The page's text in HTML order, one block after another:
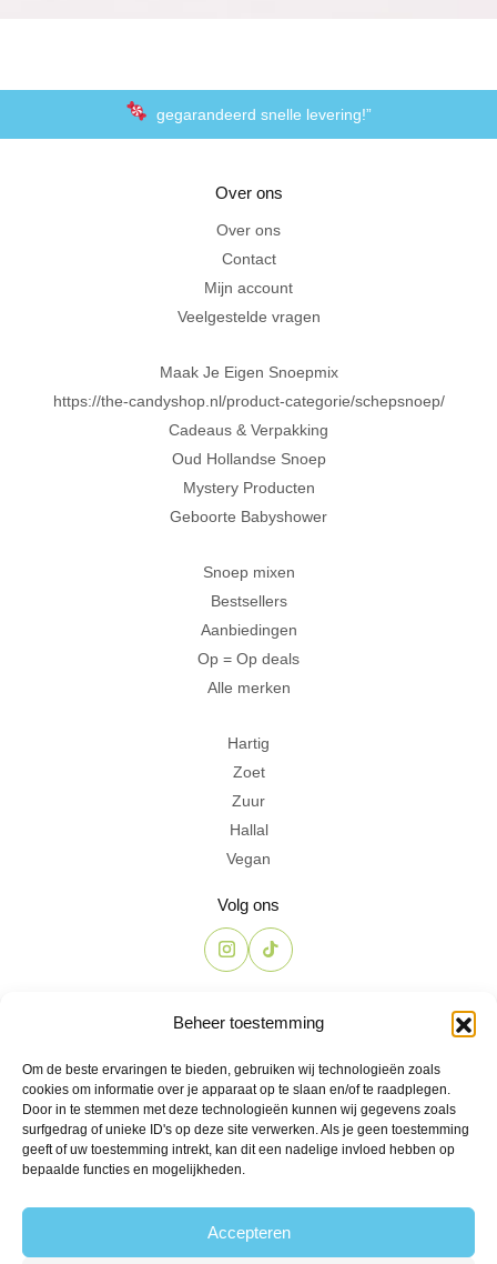
Beheer toestemming
Om de beste ervaringen te bieden, gebruiken wij technologieën zoals
cookies om informatie over je apparaat op te slaan en/of te raadplegen.
Door in te stemmen met deze technologieën kunnen wij gegevens zoals
surfgedrag of unieke ID's op deze site verwerken. Als je geen toestemming
geeft of uw toestemming intrekt, kan dit een nadelige invloed hebben op
bepaalde functies en mogelijkheden.
Accepteren
gegarandeerd snelle levering!”
Al 20 jaar in Amersfoort
Over ons
Over ons
Contact
Mijn account
Veelgestelde vragen
Maak Je Eigen Snoepmix
https://the-candyshop.nl/product-categorie/schepsnoep/
Cadeaus & Verpakking
Oud Hollandse Snoep
Mystery Producten
Geboorte Babyshower
Snoep mixen
Bestsellers
Aanbiedingen
Op = Op deals
Alle merken
Hartig
Zoet
Zuur
Hallal
Vegan
Volg ons
info@the-candyshop.nl
Langestraat 106, 3811 AK, Amersfoort